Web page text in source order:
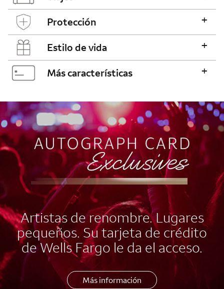
Protección +
Estilo de vida +
Más características +
AUTOGRAPH CARD
EXCLUSIVES
Artistas de renombre. Lugares
pequeños. Su tarjeta de crédito
de Wells Fargo le da el acceso.
Más información